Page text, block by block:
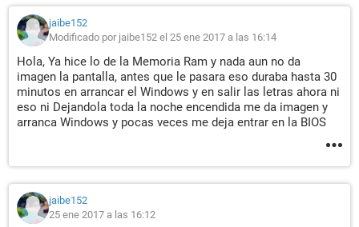
jaibe152
Modificado por jaibe152 el 25 ene 2017 a las 16:14
Hola, Ya hice lo de la Memoria Ram y nada aun no da
imagen la pantalla, antes que le pasara eso duraba hasta 30
minutos en arrancar el Windows y en salir las letras ahora ni
eso ni Dejandola toda la noche encendida me da imagen y
arranca Windows y pocas veces me deja entrar en la BIOS
jaibe152
25 ene 2017 a las 16:12